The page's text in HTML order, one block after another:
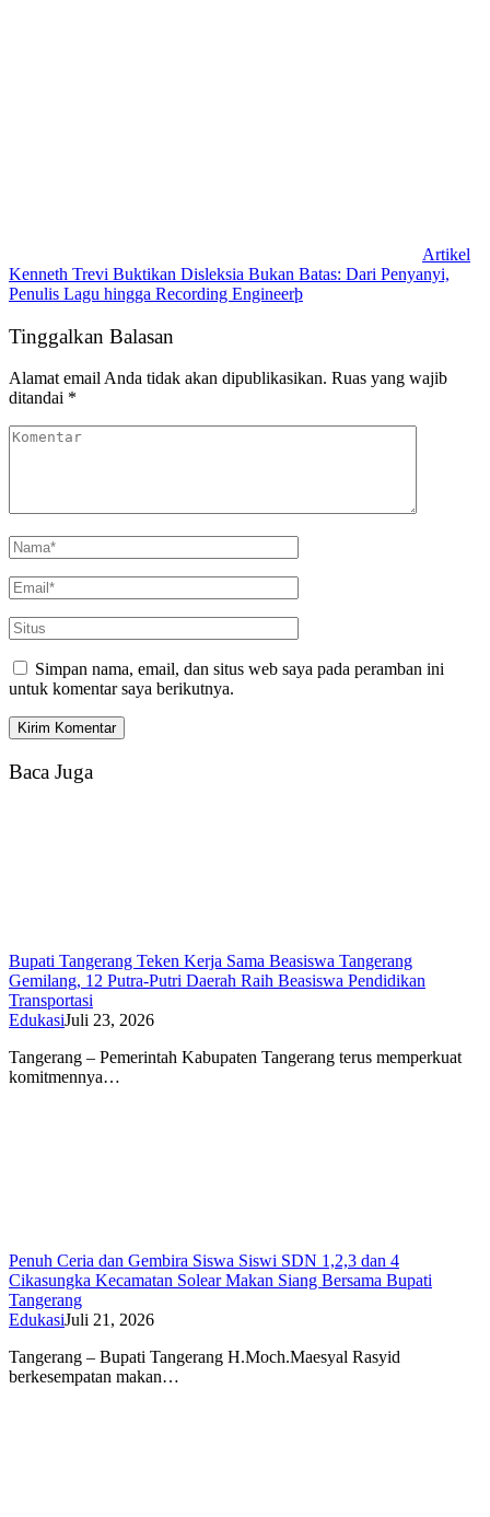
Artikel
Kenneth Trevi Buktikan Disleksia Bukan Batas: Dari Penyanyi,
Penulis Lagu hingga Recording Engineerþ
Tinggalkan Balasan
Alamat email Anda tidak akan dipublikasikan. Ruas yang wajib
ditandai *
Simpan nama, email, dan situs web saya pada peramban ini
untuk komentar saya berikutnya.
Baca Juga
Bupati Tangerang Teken Kerja Sama Beasiswa Tangerang
Gemilang, 12 Putra-Putri Daerah Raih Beasiswa Pendidikan
Transportasi
EdukasiJuli 23, 2026
Tangerang – Pemerintah Kabupaten Tangerang terus memperkuat
komitmennya…
Penuh Ceria dan Gembira Siswa Siswi SDN 1,2,3 dan 4
Cikasungka Kecamatan Solear Makan Siang Bersama Bupati
Tangerang
EdukasiJuli 21, 2026
Tangerang – Bupati Tangerang H.Moch.Maesyal Rasyid
berkesempatan makan…